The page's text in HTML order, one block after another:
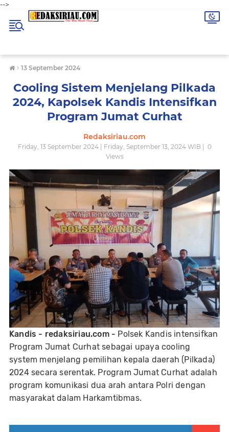
-->
› 13 September 2024
Cooling Sistem Menjelang Pilkada
2024, Kapolsek Kandis Intensifkan
Program Jumat Curhat
Redaksiriau.com
Friday, 13 September 2024 | Friday, September 13, 2024 WIB |
0
Views
Kandis - redaksiriau.com - Polsek Kandis intensifkan
Program Jumat Curhat sebagai upaya cooling
system menjelang pemilihan kepala daerah (Pilkada)
2024 secara serentak. Program Jumat Curhat adalah
program komunikasi dua arah antara Polri dengan
masyarakat dalam Harkamtibmas.